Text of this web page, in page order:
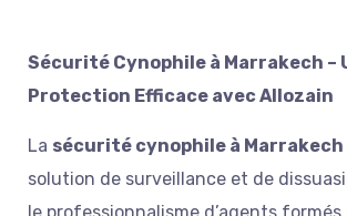
Sécurité Cynophile à Marrakech –
Protection Efficace avec Allozain
La sécurité cynophile à Marrakech
solution de surveillance et de